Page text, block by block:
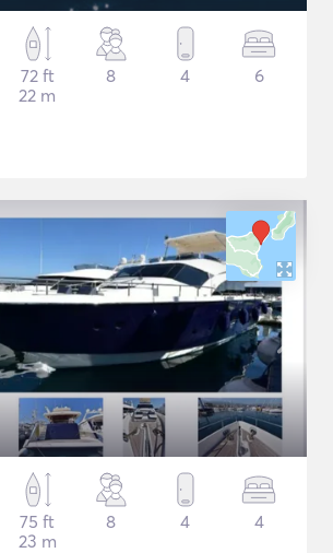
72 ft
22 m
8 4 6
75 ft
23 m
8 4 4